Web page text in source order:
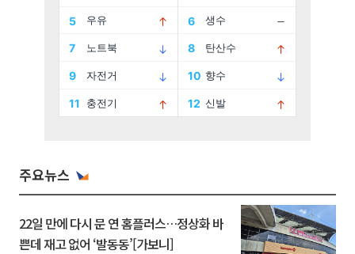
주요뉴스
22일 만에 다시 문 연 홈플러스…정상화 바
쁜데 재고 없어 ‘발동동’[가보니]